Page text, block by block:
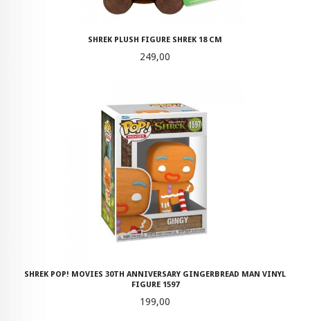
SHREK PLUSH FIGURE SHREK 18 CM
Pris
249,00
SHREK POP! MOVIES 30TH ANNIVERSARY GINGERBREAD MAN VINYL
FIGURE 1597
Pris
199,00